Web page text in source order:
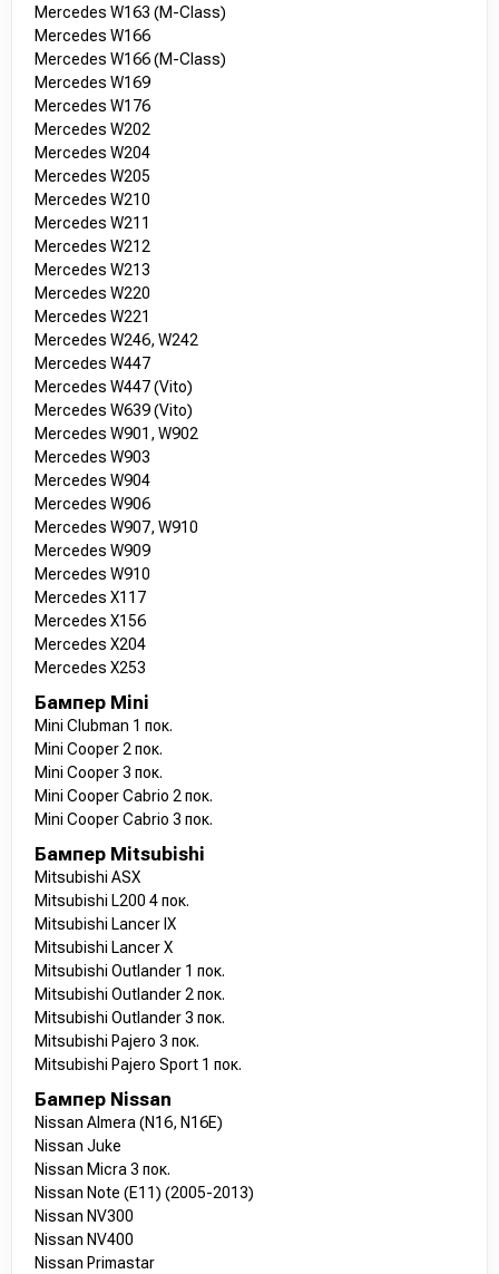
Mercedes W163 (M-Class)
Mercedes W166
Mercedes W166 (M-Class)
Mercedes W169
Mercedes W176
Mercedes W202
Mercedes W204
Mercedes W205
Mercedes W210
Mercedes W211
Mercedes W212
Mercedes W213
Mercedes W220
Mercedes W221
Mercedes W246, W242
Mercedes W447
Mercedes W447 (Vito)
Mercedes W639 (Vito)
Mercedes W901, W902
Mercedes W903
Mercedes W904
Mercedes W906
Mercedes W907, W910
Mercedes W909
Mercedes W910
Mercedes X117
Mercedes X156
Mercedes X204
Mercedes X253
Бампер Mini
Mini Clubman 1 пок.
Mini Cooper 2 пок.
Mini Cooper 3 пок.
Mini Cooper Cabrio 2 пок.
Mini Cooper Cabrio 3 пок.
Бампер Mitsubishi
Mitsubishi ASX
Mitsubishi L200 4 пок.
Mitsubishi Lancer IX
Mitsubishi Lancer X
Mitsubishi Outlander 1 пок.
Mitsubishi Outlander 2 пок.
Mitsubishi Outlander 3 пок.
Mitsubishi Pajero 3 пок.
Mitsubishi Pajero Sport 1 пок.
Бампер Nissan
Nissan Almera (N16, N16E)
Nissan Juke
Nissan Micra 3 пок.
Nissan Note (E11) (2005-2013)
Nissan NV300
Nissan NV400
Nissan Primastar